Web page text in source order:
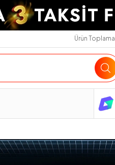
Ürün Toplama